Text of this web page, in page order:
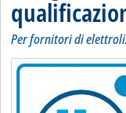
Per fornitori di